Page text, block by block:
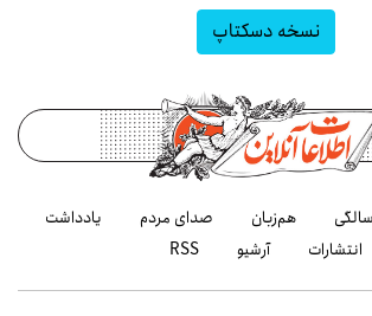
نسخه دسکتاپ
هم‌زبان صدای مردم
یادداشت
انتشارات
آرشیو RSS